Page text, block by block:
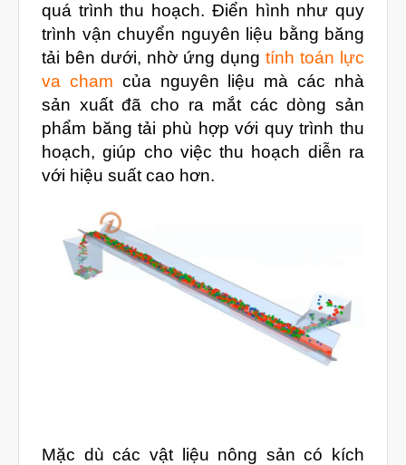
Tháng Mười 2023
Tháng Chín 2023
Tháng Tám 2023
Tháng Bảy 2023
Tháng Sáu 2023
Tháng Một 2023
Tháng Mười Hai 2022
Tháng Mười Một 2022
Tháng Tám 2022
quá trình thu hoạch. Điển hình như quy
trình vận chuyển nguyên liệu bằng băng
tải bên dưới, nhờ ứng dụng tính toán lực
va cham của nguyên liệu mà các nhà
sản xuất đã cho ra mắt các dòng sản
phẩm băng tải phù hợp với quy trình thu
hoạch, giúp cho việc thu hoạch diễn ra
với hiệu suất cao hơn.
Mặc dù các vật liệu nông sản có kích